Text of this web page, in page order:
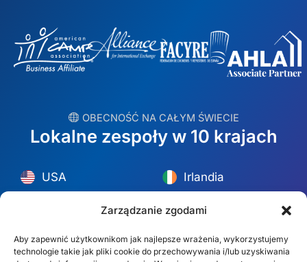
Zarządzanie zgodami
Aby zapewnić użytkownikom jak najlepsze wrażenia, wykorzystujemy
technologie takie jak pliki cookie do przechowywania i/lub uzyskiwania
︎ OBECNOŚĆ NA CAŁYM ŚWIECIE
Lokalne zespoły w 10 krajach
USA
Meksyk
Irlandia
Polska
Australia